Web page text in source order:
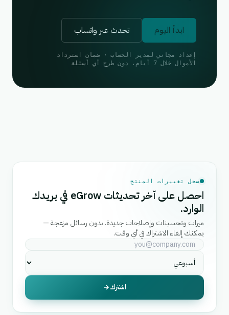
ابدأ اليوم تحدث عبر واتساب
إعداد مجاني لمدير الحساب · ضمان استرداد
الأموال خلال 7 أيام، دون طرح أي أسئلة
سجل تغييرات المنتج
احصل على آخر تحديثات eGrow في بريدك
الوارد.
ميزات وتحسينات وإصلاحات جديدة. بدون رسائل مزعجة —
يمكنك إلغاء الاشتراك في أي وقت.
اشترك